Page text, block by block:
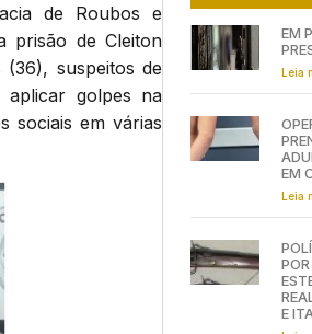
de Roubos e
prisão de Cleiton
suspeitos de
aplicar golpes na
sociais em várias
EM
Leia
EM
Leia
E